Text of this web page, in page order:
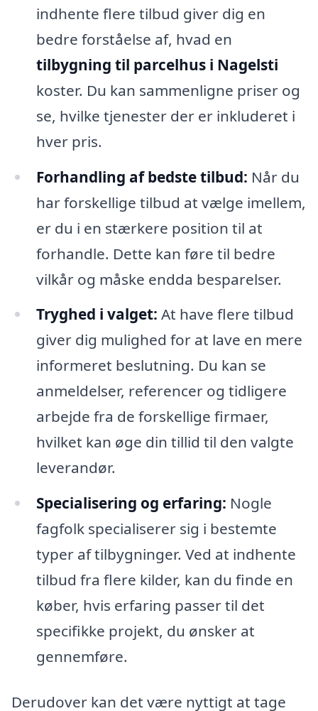
indhente flere tilbud giver dig en
bedre forståelse af, hvad en
tilbygning til parcelhus i Nagelsti
koster. Du kan sammenligne priser og
se, hvilke tjenester der er inkluderet i
hver pris.
Forhandling af bedste tilbud: Når du
har forskellige tilbud at vælge imellem,
er du i en stærkere position til at
forhandle. Dette kan føre til bedre
vilkår og måske endda besparelser.
Tryghed i valget: At have flere tilbud
giver dig mulighed for at lave en mere
informeret beslutning. Du kan se
anmeldelser, referencer og tidligere
arbejde fra de forskellige firmaer,
hvilket kan øge din tillid til den valgte
leverandør.
Specialisering og erfaring: Nogle
fagfolk specialiserer sig i bestemte
typer af tilbygninger. Ved at indhente
tilbud fra flere kilder, kan du finde en
køber, hvis erfaring passer til det
specifikke projekt, du ønsker at
gennemføre.
Derudover kan det være nyttigt at tage